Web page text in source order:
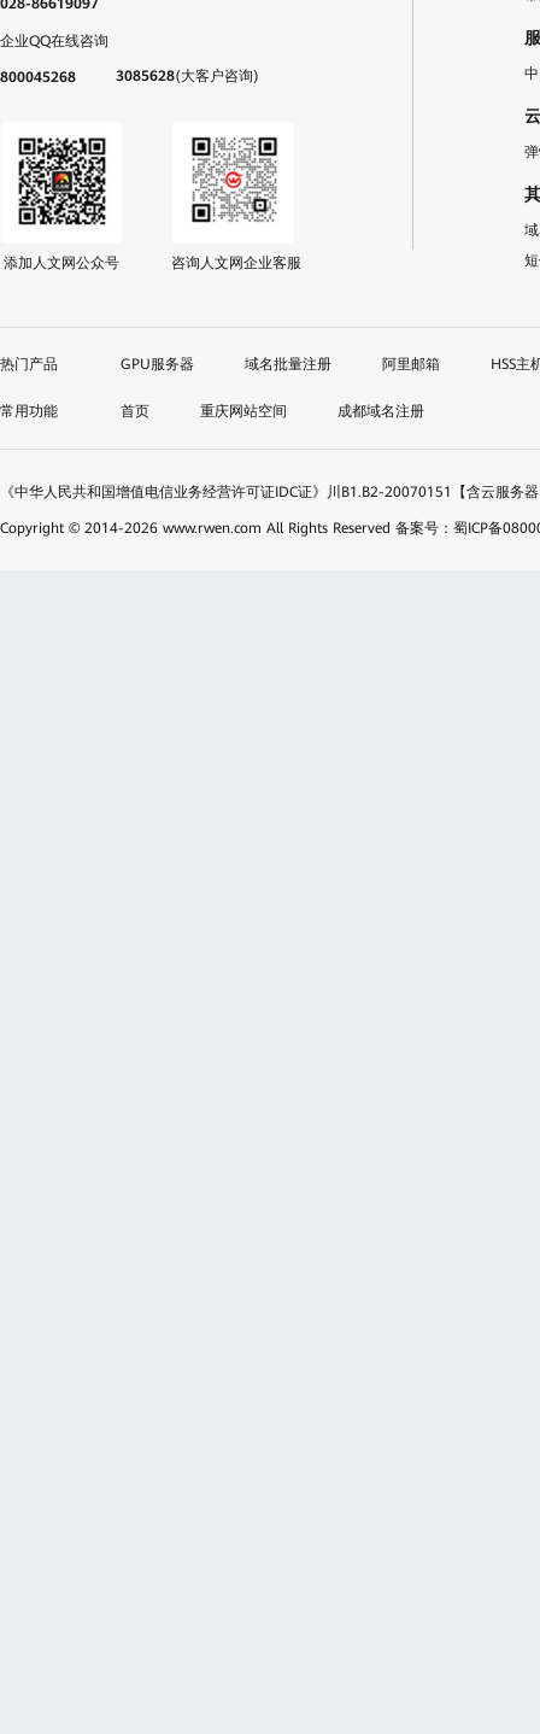
028-86619097
企业QQ在线咨询
800045268 3085628(大客户咨询)
添加人文网公众号 咨询人文网企业客服
GPU服务器 域名批量注册 阿里邮箱 HSS主
首页 重庆网站空间 成都域名注册
《中华人民共和国增值电信业务经营许可证IDC证》川B1.B2-20070151【含云服务
Copyright © 2014-2026 www.rwen.com All Rights Reserved 备案号：蜀ICP备